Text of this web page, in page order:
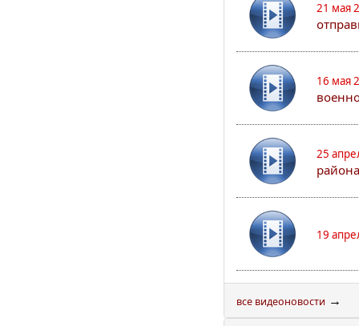
21 мая
16 мая
25
19
все видеоновости →